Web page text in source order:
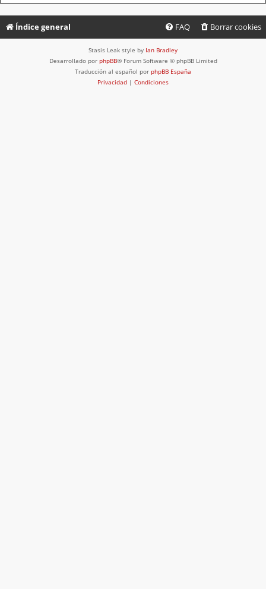
Índice general Borrar cookies
FAQ
Stasis Leak style by Ian Bradley
Desarrollado por phpBB® Forum Software © phpBB Limited
Traducción al español por phpBB España
Privacidad | Condiciones